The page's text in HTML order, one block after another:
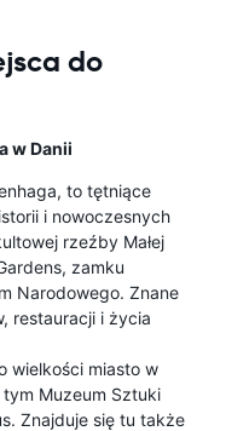
do
w Danii
to tętniące
i nowoczesnych
rzeźby Małej
zamku
Narodowego. Znane
restauracji i życia
wielkości miasto w
Muzeum Sztuki
Znajduje się tu także